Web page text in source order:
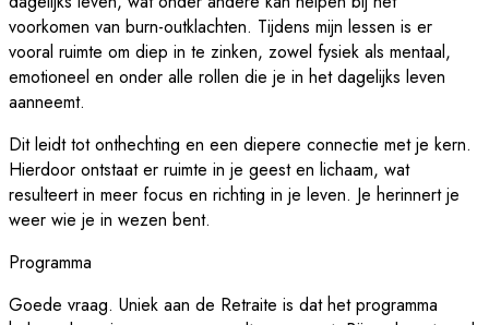
voorkomen van burn-outklachten. Tijdens mijn lessen is er
vooral ruimte om diep in te zinken, zowel fysiek als mentaal,
emotioneel en onder alle rollen die je in het dagelijks leven
aanneemt.
Dit leidt tot onthechting en een diepere connectie met je kern.
Hierdoor ontstaat er ruimte in je geest en lichaam, wat
resulteert in meer focus en richting in je leven. Je herinnert je
weer wie je in wezen bent.
Programma
Goede vraag. Uniek aan de Retraite is dat het programma